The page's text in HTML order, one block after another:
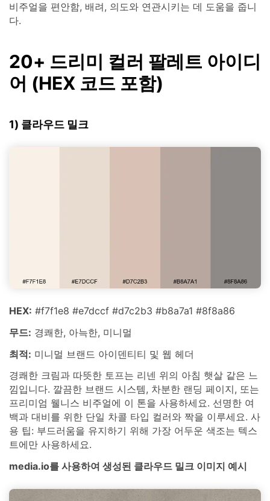
비주얼을 편안함, 배려, 의도와 연관시키는 데 도움을 줍니
다.
20+ 드리미 컬러 팔레트 아이디
어 (HEX 코드 포함)
1) 클라우드 밀크
HEX: #f7f1e8 #e7dccf #d7c2b3 #b8a7a1 #8f8a86
무드: 경쾌한, 아늑한, 미니멀
최적: 미니멀 브랜드 아이덴티티 및 웹 헤더
경쾌한 크림과 따뜻한 토프는 리넨 위의 아침 햇살 같은 느
낌입니다. 깔끔한 브랜드 시스템, 차분한 랜딩 페이지, 또는
프리미엄 웰니스 비주얼에 이 톤을 사용하세요. 선명한 여
백과 대비를 위한 단일 차콜 타입 컬러와 짝을 이루세요. 사
용 팁: 부드러움을 유지하기 위해 가장 어두운 색조는 텍스
트에만 사용하세요.
media.io를 사용하여 생성된 클라우드 밀크 이미지 예시